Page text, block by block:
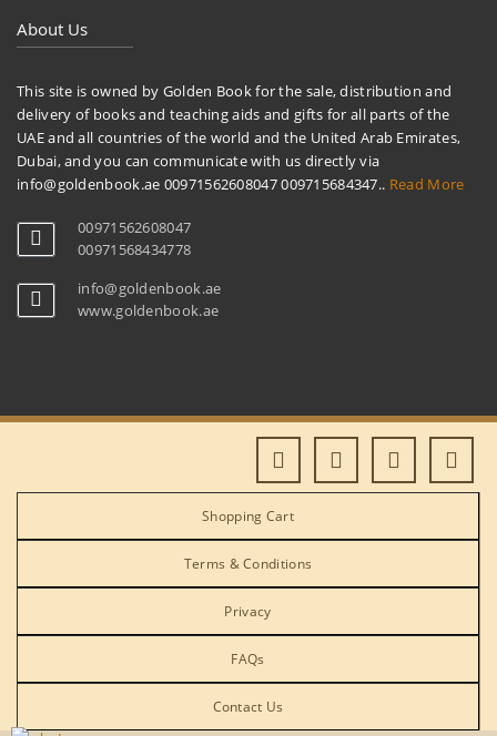
About Us
This site is owned by Golden Book for the sale, distribution and
delivery of books and teaching aids and gifts for all parts of the
UAE and all countries of the world and the United Arab Emirates,
Dubai, and you can communicate with us directly via
info@goldenbook.ae 00971562608047 009715684347.. Read More
00971562608047
00971568434778
info@goldenbook.ae
www.goldenbook.ae
Shopping Cart
Terms & Conditions
Privacy
FAQs
Contact Us